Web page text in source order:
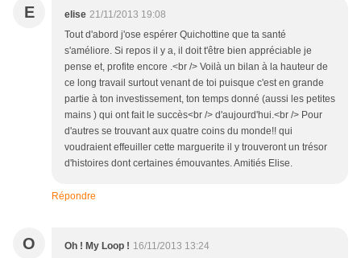
E elise 21/11/2013 19:08
Tout d'abord j'ose espérer Quichottine que ta santé
s'améliore. Si repos il y a, il doit t'être bien appréciable je
pense et, profite encore .<br /> Voilà un bilan à la hauteur de
ce long travail surtout venant de toi puisque c'est en grande
partie à ton investissement, ton temps donné (aussi les petites
mains ) qui ont fait le succès<br /> d'aujourd'hui.<br /> Pour
d'autres se trouvant aux quatre coins du monde!! qui
voudraient effeuiller cette marguerite il y trouveront un trésor
d'histoires dont certaines émouvantes. Amitiés Elise.
Répondre
O Oh ! My Loop ! 16/11/2013 13:24